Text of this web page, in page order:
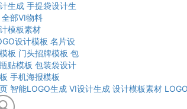
生成 手提袋设计生
全部VI物料
模板素材
设计模板 名片设
板 门头招牌模板 包
贴模板 包装袋设计
手机海报模板
智能LOGO生成 VI设计生成 设计模板素材